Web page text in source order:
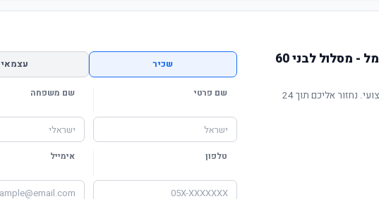
הצטרפו לאנליסט מסלולית קופת גמל - מסלול לבני 60
תשואה מוכחת, דמי ניהול תחרותיים ושירות מקצועי. נחזור אליכם תוך 24
שכיר עצמאי
שם פרטי שם משפחה
טלפון אימייל